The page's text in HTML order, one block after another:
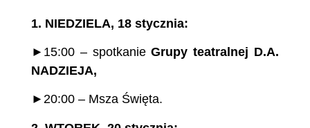
1. NIEDZIELA, 18 stycznia:
►15:00 – spotkanieGrupy teatralnej D.A.
NADZIEJA,
►20:00 – Msza Święta.